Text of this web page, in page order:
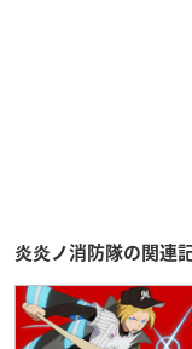
炎炎ノ消防隊の関連